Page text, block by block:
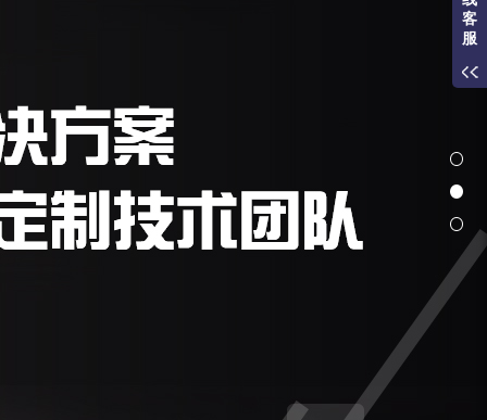
客
服